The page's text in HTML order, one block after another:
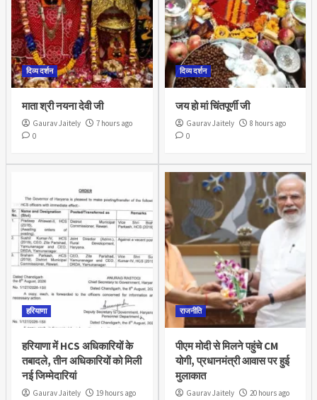
दिव्य दर्शन
माता श्री नयना देवी जी
Gaurav Jaitely
7 hours ago
0
दिव्य दर्शन
जय हो मां चिंतपूर्णी जी
Gaurav Jaitely
8 hours ago
0
हरियाणा
हरियाणा में HCS अधिकारियों के
तबादले, तीन अधिकारियों को मिली
नई जिम्मेदारियां
Gaurav Jaitely
19 hours ago
राजनीति
पीएम मोदी से मिलने पहुंचे CM
योगी, प्रधानमंत्री आवास पर हुई
मुलाकात
Gaurav Jaitely
20 hours ago